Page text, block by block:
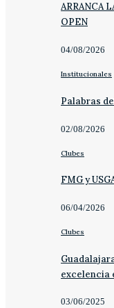
ARRANCA
OPEN
04/08/2026
Institucionales
Palabras
02/08/2026
Clubes
FMG y
06/04/2026
Clubes
excelencia
03/06/2025